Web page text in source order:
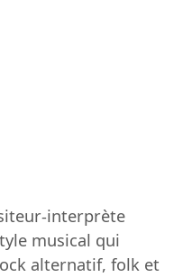
interprète
musical qui
alternatif, folk et